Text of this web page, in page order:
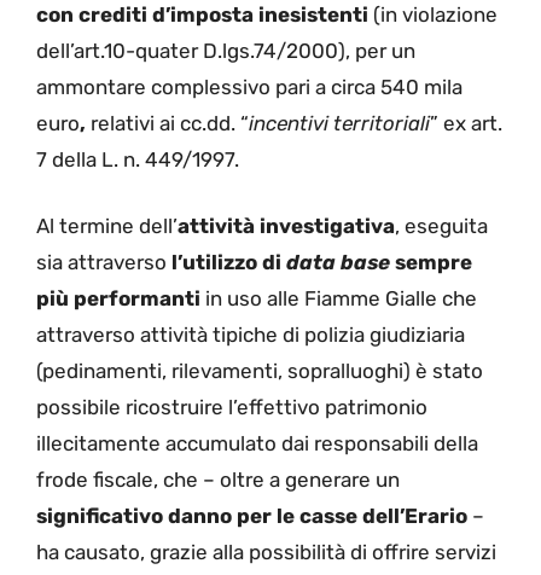
con crediti d’imposta inesistenti (in violazione
dell’art.10-quater D.lgs.74/2000), per un
ammontare complessivo pari a circa 540 mila
euro, relativi ai cc.dd. “incentivi territoriali” ex art.
7 della L. n. 449/1997.
Al termine dell’attività investigativa, eseguita
sia attraverso l’utilizzo di data base sempre
più performanti in uso alle Fiamme Gialle che
attraverso attività tipiche di polizia giudiziaria
(pedinamenti, rilevamenti, sopralluoghi) è stato
possibile ricostruire l’effettivo patrimonio
illecitamente accumulato dai responsabili della
frode fiscale, che – oltre a generare un
significativo danno per le casse dell’Erario –
ha causato, grazie alla possibilità di offrire servizi